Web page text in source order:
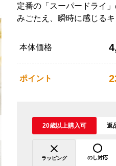
定番の「スーパードライ
みごたえ、瞬時に感じる
本体価格
ポイント
20歳以上購入可 返
ラッピング のし対応